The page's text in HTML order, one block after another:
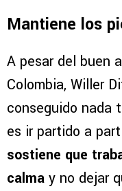
Mantiene los
A pesar del buen
Colombia, Willer
conseguido nada
es ir partido a
sostiene que
calma y no dejar